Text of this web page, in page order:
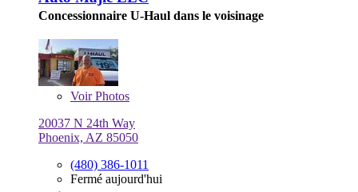
Concessionnaire U-Haul dans le voisinage
VoirPhotos
20037 N 24th Way
Phoenix, AZ 85050
(480) 386-1011
Fermé aujourd'hui